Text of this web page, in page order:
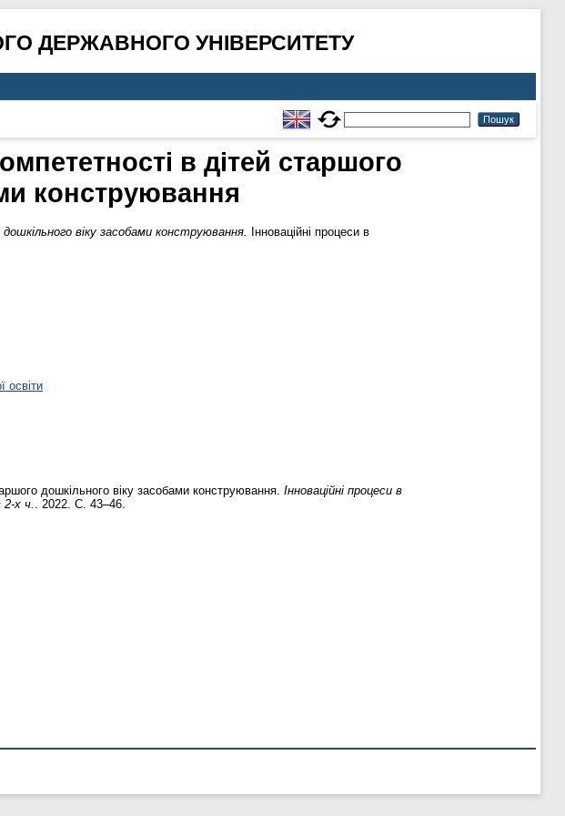
ДЕРЖАВНОГО УНІВЕРСИТЕТУ
в дітей старшого
конструювання
віку засобами конструювання.
Інноваційні процеси в
освіти
дошкільного віку засобами конструювання. Інноваційні процеси в
2-х ч.. 2022. С. 43–46.